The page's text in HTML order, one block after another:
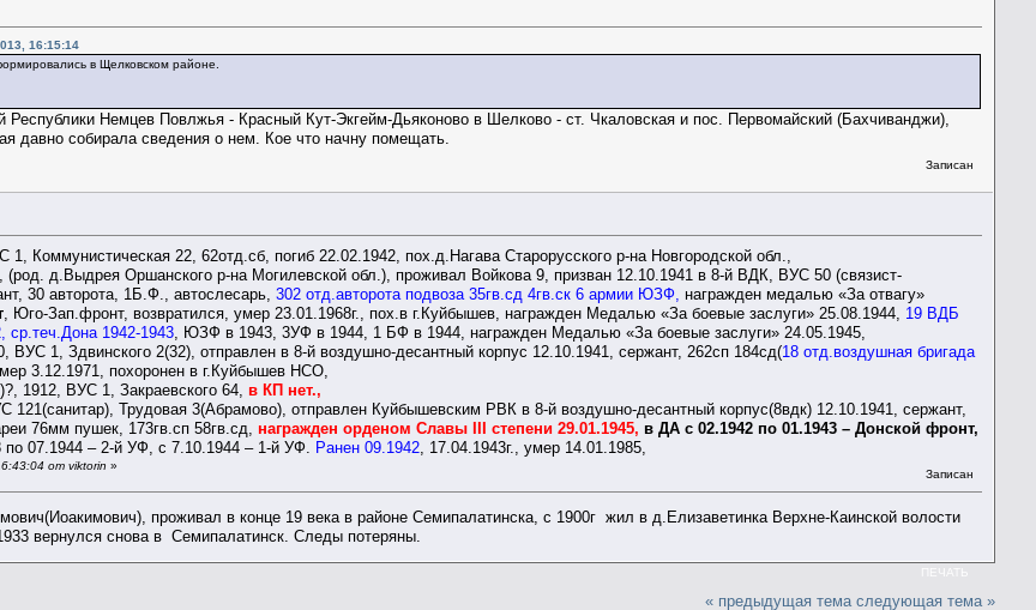
16:15:14
в Щелковском районе.
Немцев Повлжья - Красный Кут-Экгейм-Дьяконово в Шелково - ст. Чкаловская и пос. Первомайский (Бахчиванджи),
давно собирала сведения о нем. Кое что начну помещать.
Записан
Коммунистическая 22, 62отд.сб, погиб 22.02.1942, пох.д.Нагава Старорусского р-на Новгородской обл.,
(род. д.Выдрея Оршанского р-на Могилевской обл.), проживал Войкова 9, призван 12.10.1941 в 8-й ВДК, ВУС 50 (связист-
30 авторота, 1Б.Ф., автослесарь,302 отд.авторота подвоза 35гв.сд 4гв.ск 6 армии ЮЗФ, награжден медалью «За отвагу»
, Юго-Зап.фронт, возвратился, умер 23.01.1968г., пох.в г.Куйбышев, награжден Медалью «За боевые заслуги» 25.08.1944, 19 ВДБ
ср.теч.Дона 1942-1943, ЮЗФ в 1943, 3УФ в 1944, 1 БФ в 1944, награжден Медалью «За боевые заслуги» 24.05.1945,
ВУС 1, Здвинского 2(32), отправлен в 8-й воздушно-десантный корпус 12.10.1941, сержант, 262сп 184сд(18 отд.воздушная бригада
3.12.1971, похоронен в г.Куйбышев НСО,
1912, ВУС 1, Закраевского 64, в КП нет.,
121(санитар), Трудовая 3(Абрамово), отправлен Куйбышевским РВК в 8-й воздушно-десантный корпус(8вдк) 12.10.1941, сержант,
76мм пушек, 173гв.сп 58гв.сд, награжден орденом Славы III степени 29.01.1945, в ДА с 02.1942 по 01.1943 – Донской фронт,
07.1944 – 2-й УФ, с 7.10.1944 – 1-й УФ. Ранен 09.1942, 17.04.1943г., умер 14.01.1985,
от viktorin »
Записан
проживал в конце 19 века в районе Семипалатинска, с 1900г жил в д.Елизаветинка Верхне-Каинской волости
вернулся снова в Семипалатинск. Следы потеряны.
ПЕЧАТЬ
« предыдущая тема следующая тема »